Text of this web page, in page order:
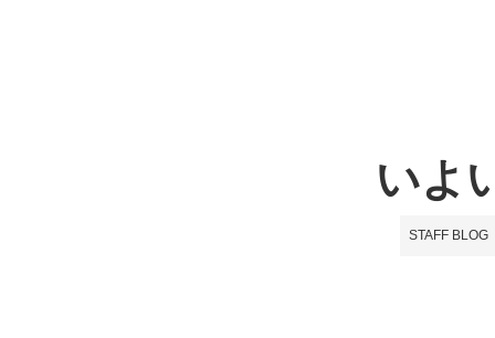
いよ
STAFF BLOG